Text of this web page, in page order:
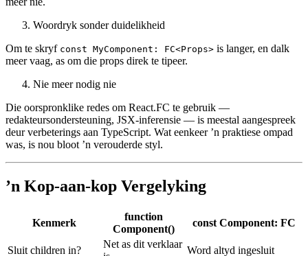
Wanneer jou komponent generiese tipes moet gebruik, maak
sintaks word klonterig, en TypeScript word minder behulpsaam, nie
meer nie.
Woordryk sonder duidelikheid
Om te skryfconst MyComponent: FC<Props>is langer, en dalk
meer vaag, as om die props direk te tipeer.
Nie meer nodig nie
redakteursondersteuning, JSX-inferensie — is meestal aangespreek
deur verbeterings aan TypeScript. Wat eenkeer ’n praktiese ompad
’n Kop-aan-kop Vergelyking